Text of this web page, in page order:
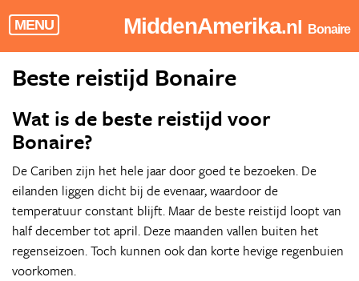
MENU MiddenAmerika.nl Bonaire
Beste reistijd Bonaire
Wat is de beste reistijd voor
Bonaire?
De Cariben zijn het hele jaar door goed te bezoeken. De
eilanden liggen dicht bij de evenaar, waardoor de
temperatuur constant blijft. Maar de beste reistijd loopt van
half december tot april. Deze maanden vallen buiten het
regenseizoen. Toch kunnen ook dan korte hevige regenbuien
voorkomen.